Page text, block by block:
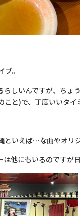
。
しいんですが、ち
と)で、丁度いいタ
いえば…な曲やオリ
他にもいるのですが